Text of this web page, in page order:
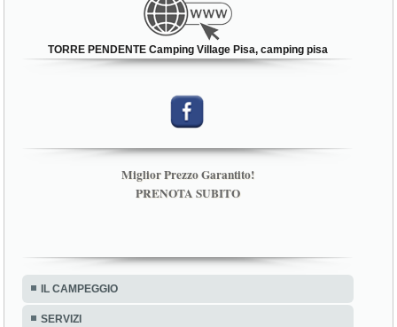
TORRE PENDENTE Camping Village Pisa, camping pisa
Miglior Prezzo Garantito!
PRENOTA SUBITO
IL CAMPEGGIO
SERVIZI